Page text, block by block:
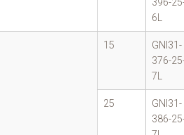
6L
15
GNI31-
376-
7L
25
GNI31-
386-